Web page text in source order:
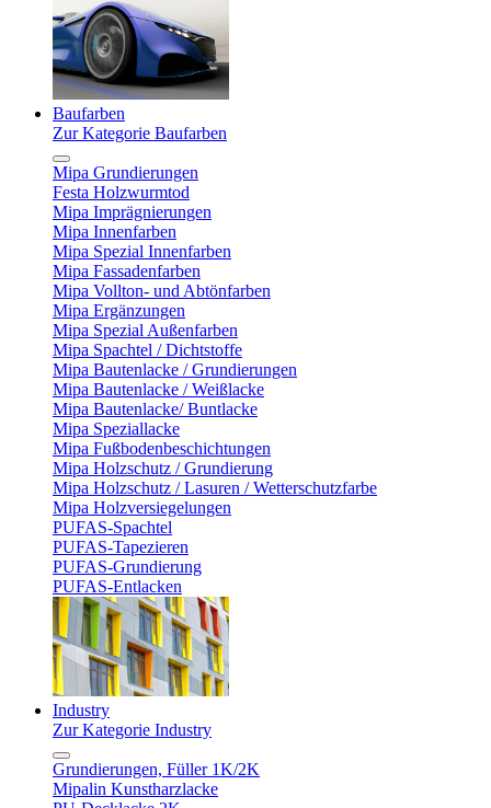
Baufarben
Zur Kategorie Baufarben
Mipa Grundierungen
Festa Holzwurmtod
Mipa Imprägnierungen
Mipa Innenfarben
Mipa Spezial Innenfarben
Mipa Fassadenfarben
Mipa Vollton- und Abtönfarben
Mipa Ergänzungen
Mipa Spezial Außenfarben
Mipa Spachtel / Dichtstoffe
Mipa Bautenlacke / Grundierungen
Mipa Bautenlacke / Weißlacke
Mipa Bautenlacke/ Buntlacke
Mipa Speziallacke
Mipa Fußbodenbeschichtungen
Mipa Holzschutz / Grundierung
Mipa Holzschutz / Lasuren / Wetterschutzfarbe
Mipa Holzversiegelungen
PUFAS-Spachtel
PUFAS-Tapezieren
PUFAS-Grundierung
PUFAS-Entlacken
Industry
Zur Kategorie Industry
Grundierungen, Füller 1K/2K
Mipalin Kunstharzlacke